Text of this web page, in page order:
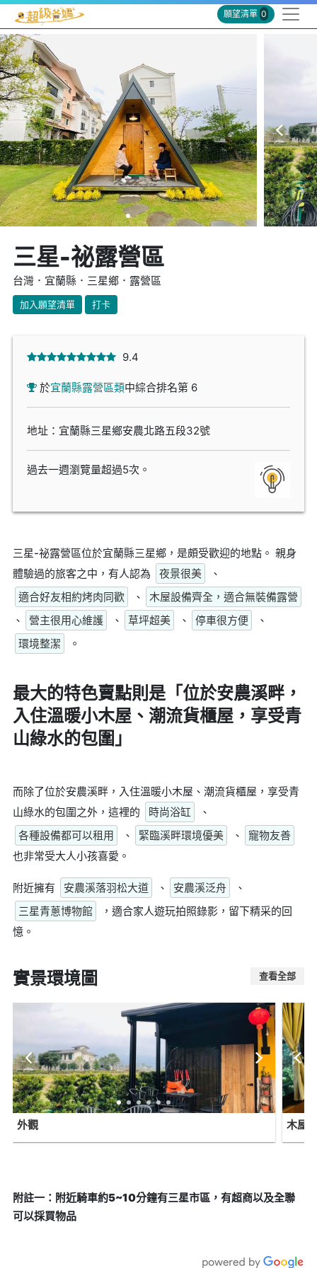
願望清單 0
三星-祕露營區
台灣．宜蘭縣．三星鄉．露營區
加入願望清單 打卡
9.4
於宜蘭縣露營區類中綜合排名第 6
地址：宜蘭縣三星鄉安農北路五段32號
過去一週瀏覽量超過5次。
三星-祕露營區位於宜蘭縣三星鄉，是頗受歡迎的地點。 親身
體驗過的旅客之中，有人認為
夜景很美
、
適合好友相約烤肉同歡
、
木屋設備齊全，適合無裝備露營
、
營主很用心維護 、 草坪超美 、 停車很方便
、
環境整潔
。
最大的特色賣點則是「位於安農溪畔，
入住溫暖小木屋、潮流貨櫃屋，享受青
山綠水的包圍」
而除了位於安農溪畔，入住溫暖小木屋、潮流貨櫃屋，享受青
山綠水的包圍之外，這裡的
時尚浴缸
、
各種設備都可以租用
、 緊臨溪畔環境優美 、
寵物友善
也非常受大人小孩喜愛。
附近擁有 安農溪落羽松大道 、 安農溪泛舟
、
三星青蔥博物館
，適合家人遊玩拍照錄影，留下精采的回
憶。
實景環境圖 查看全部
外觀 木屋
附註一：附近騎車約5~10分鐘有三星市區，有超商以及全聯
可以採買物品